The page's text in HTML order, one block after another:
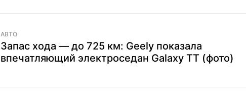
АВТО
Запас хода — до 725 км: Geely показала
впечатляющий электроседан Galaxy ТТ (фото)